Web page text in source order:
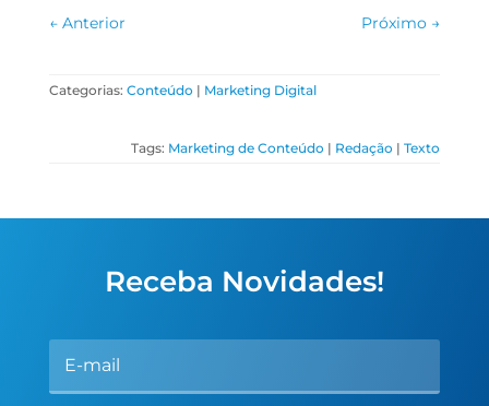
← Anterior Próximo →
Categorias: Conteúdo | Marketing Digital
Tags: Marketing de Conteúdo | Redação |Texto
Receba Novidades!